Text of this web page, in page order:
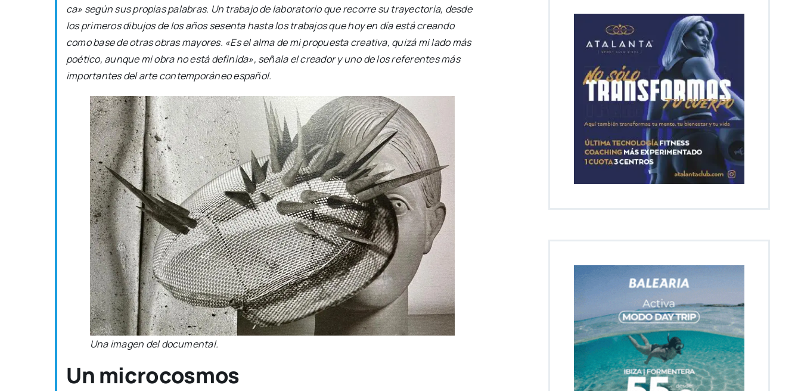
ca» según sus pro­pias pala­bras. Un tra­ba­jo de labo­ra­to­rio que reco­rre su tra­yec­to­ria, des­de
los pri­me­ros dibu­jos de los años sesen­ta has­ta los tra­ba­jos que hoy en día está crean­do
como base de otras obras mayo­res. «Es el alma de mi pro­pues­ta crea­ti­va, qui­zá mi lado más
poé­ti­co, aun­que mi obra no está defi­ni­da», seña­la el crea­dor y uno de los refe­ren­tes más
impor­tan­tes del arte con­tem­po­rá­neo espa­ñol.
Una ima­gen del docu­men­tal.
Un microcosmos